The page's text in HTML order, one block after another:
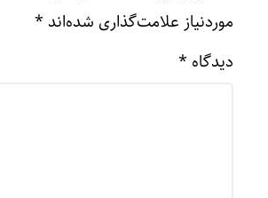
موردنیاز علامت‌گذاری شده‌اند *
دیدگاه *